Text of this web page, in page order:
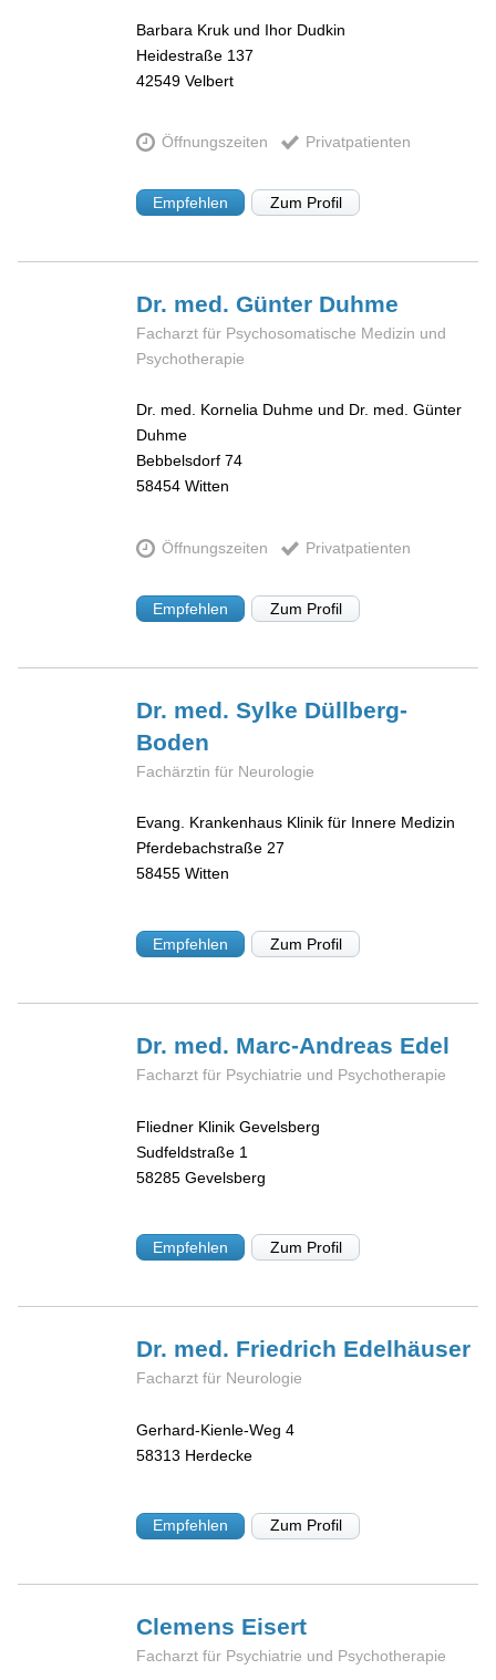
Barbara Kruk und Ihor Dudkin
Heidestraße 137
42549 Velbert
Öffnungszeiten Privatpatienten
Empfehlen Zum Profil
Dr. med. Günter Duhme
Facharzt für Psychosomatische Medizin und
Psychotherapie
Dr. med. Kornelia Duhme und Dr. med. Günter
Duhme
Bebbelsdorf 74
58454 Witten
Öffnungszeiten Privatpatienten
Empfehlen Zum Profil
Dr. med. Sylke Düllberg-
Boden
Fachärztin für Neurologie
Evang. Krankenhaus Klinik für Innere Medizin
Pferdebachstraße 27
58455 Witten
Empfehlen Zum Profil
Dr. med. Marc-Andreas Edel
Facharzt für Psychiatrie und Psychotherapie
Fliedner Klinik Gevelsberg
Sudfeldstraße 1
58285 Gevelsberg
Empfehlen Zum Profil
Dr. med. Friedrich Edelhäuser
Facharzt für Neurologie
Gerhard-Kienle-Weg 4
58313 Herdecke
Empfehlen Zum Profil
Clemens Eisert
Facharzt für Psychiatrie und Psychotherapie